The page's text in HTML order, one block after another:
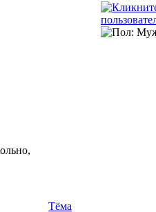
Тёма